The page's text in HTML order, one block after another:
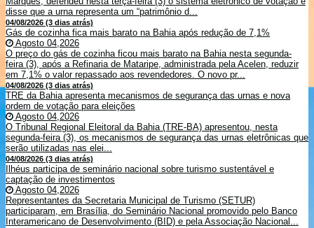
disse que a urna representa um “patrimônio d...
04/08/2026 (3 dias atrás)
Gás de cozinha fica mais barato na Bahia após redução de 7,1%
Agosto 04,2026
O preço do gás de cozinha ficou mais barato na Bahia nesta segunda-
feira (3), após a Refinaria de Mataripe, administrada pela Acelen, reduzir
em 7,1% o valor repassado aos revendedores. O novo pr...
04/08/2026 (3 dias atrás)
TRE da Bahia apresenta mecanismos de segurança das urnas e nova
ordem de votação para eleições
Agosto 04,2026
O Tribunal Regional Eleitoral da Bahia (TRE-BA) apresentou, nesta
segunda-feira (3), os mecanismos de segurança das urnas eletrônicas que
serão utilizadas nas elei...
04/08/2026 (3 dias atrás)
Ilhéus participa de seminário nacional sobre turismo sustentável e
captação de investimentos
Agosto 04,2026
Representantes da Secretaria Municipal de Turismo (SETUR)
participaram, em Brasília, do Seminário Nacional promovido pelo Banco
Interamericano de Desenvolvimento (BID) e pela Associação Nacional...